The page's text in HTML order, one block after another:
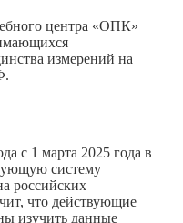
центра «ОПК»
измерений на
с 1 марта 2025 года в
систему
российских
что действующие
изучить данные